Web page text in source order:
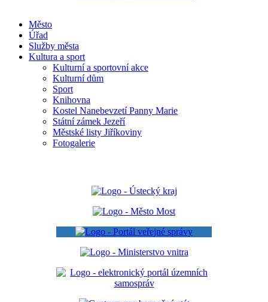
Město
Úřad
Služby města
Kultura a sport
Kulturní a sportovní akce
Kulturní dům
Sport
Knihovna
Kostel Nanebevzetí Panny Marie
Státní zámek Jezeří
Městské listy Jiříkoviny
Fotogalerie